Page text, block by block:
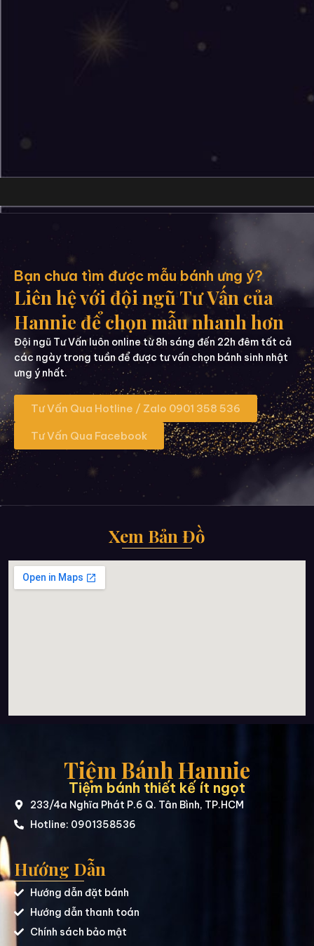
Bạn chưa tìm được mẫu bánh ưng ý?
Liên hệ với đội ngũ Tư Vấn của
Hannie để chọn mẫu nhanh hơn
Đội ngũ Tư Vấn luôn online từ 8h sáng đến 22h đêm tất cả
các ngày trong tuần để được tư vấn chọn bánh sinh nhật
ưng ý nhất.
Tư Vấn Qua Hotline / Zalo 0901 358 536
Tư Vấn Qua Facebook
Xem Bản Đồ
Tiệm Bánh Hannie
Tiệm bánh thiết kế ít ngọt
233/4a Nghĩa Phát P.6 Q. Tân Bình, TP.HCM
Hotline: 0901358536
Hướng Dẫn
Hướng dẫn đặt bánh
Hướng dẫn thanh toán
Chính sách bảo mật